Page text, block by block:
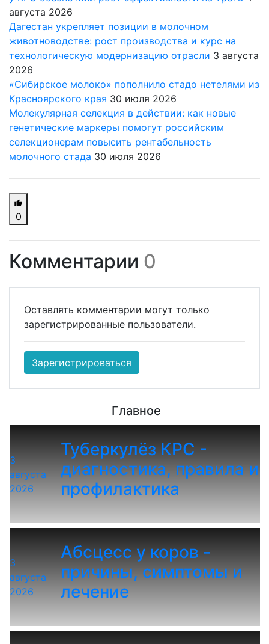
августа 2026
Дагестан укрепляет позиции в молочном
животноводстве: рост производства и курс на
технологическую модернизацию отрасли 3 августа
2026
«Сибирское молоко» пополнило стадо нетелями из
Красноярского края 30 июля 2026
Молекулярная селекция в действии: как новые
генетические маркеры помогут российским
селекционерам повысить рентабельность
молочного стада 30 июля 2026
0
Комментарии 0
Оставлять комментарии могут только
зарегистрированные пользователи.
Зарегистрироваться
Главное
3
августа
2026
Туберкулёз КРС -
диагностика, правила и
профилактика
3
августа
2026
Абсцесс у коров -
причины, симптомы и
лечение